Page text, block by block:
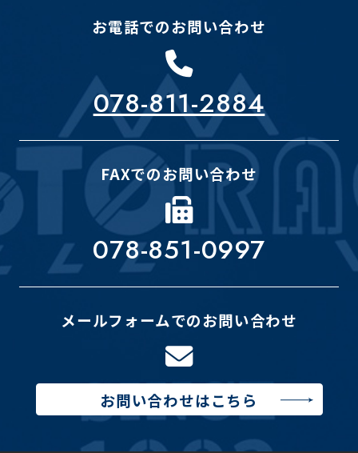
お電話でのお問い合わせ
078-811-2884
FAXでのお問い合わせ
078-851-0997
メールフォームでのお問い合わせ
お問い合わせはこちら